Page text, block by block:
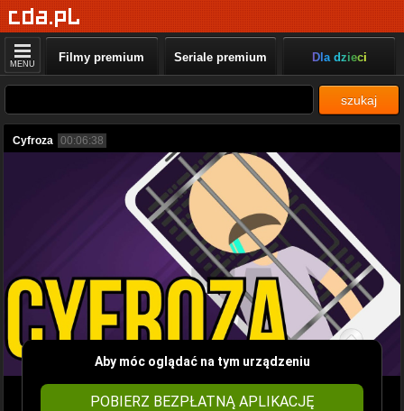
MENU Filmy premium Seriale premium Dla dzieci
szukaj
Cyfroza 00:06:38
Aby móc oglądać na tym urządzeniu
POBIERZ BEZPŁATNĄ APLIKACJĘ